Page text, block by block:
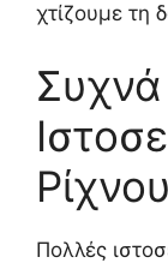
χτίζουμε τη
Πολλές